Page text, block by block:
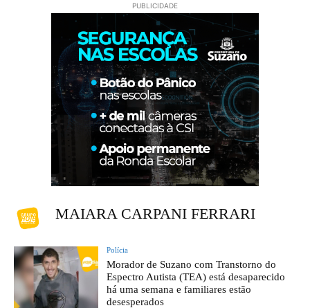
PUBLICIDADE
MAIARA CARPANI FERRARI
Polícia
Morador de Suzano com Transtorno do
Espectro Autista (TEA) está desaparecido
há uma semana e familiares estão
desesperados